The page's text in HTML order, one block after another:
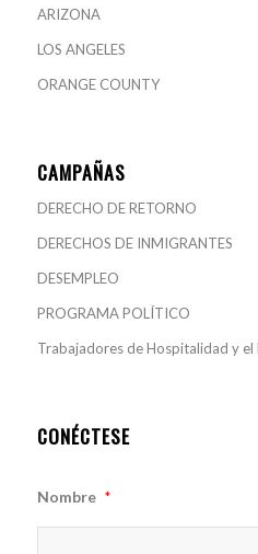
ARIZONA
LOS ANGELES
ORANGE COUNTY
CAMPAÑAS
DERECHO DE RETORNO
DERECHOS DE INMIGRANTES
DESEMPLEO
PROGRAMA POLÍTICO
Trabajadores de Hospitalidad y
CONÉCTESE
Nombre *